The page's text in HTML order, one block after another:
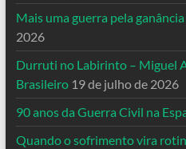
Mais uma guerra pela
2026
Durruti no Labirinto – Miguel
Brasileiro 19 de julho de 2026
90 anos da Guerra Civil na
Quando o sofrimento vira